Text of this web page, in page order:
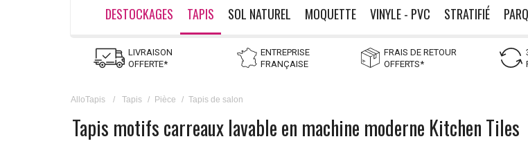
DESTOCKAGES TAPIS SOL NATUREL MOQUETTE VINYLE - PVC STRATIFIÉ
LIVRAISON
OFFERTE*
ENTREPRISE
FRANÇAISE
FRAIS DE RETOUR
OFFERTS*
AlloTapis / Tapis / Pièce / Tapis de salon
Tapis motifs carreaux lavable en machine moderne Kitchen Tiles